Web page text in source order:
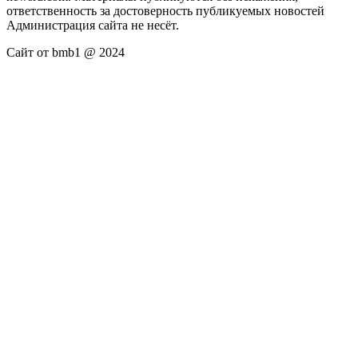
ответственность за достоверность публикуемых новостей
Администрация сайта не несёт.
Сайт от bmb1 @ 2024